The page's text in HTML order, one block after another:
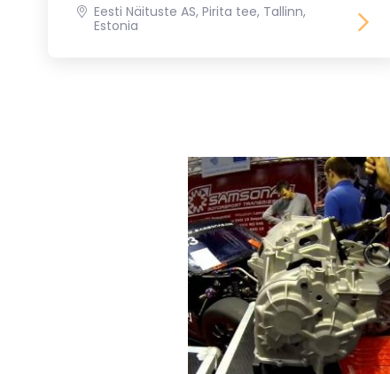
Eesti Näituste AS, Pirita tee, Tallinn,
Estonia